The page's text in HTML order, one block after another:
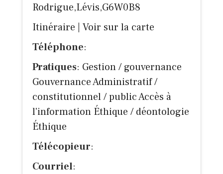
Rodrigue,Lévis,G6W0B8
Itinéraire
Voir sur la carte
Téléphone:
Pratiques: Gestion / gouvernance
Gouvernance Administratif /
constitutionnel / public Accès à
l'information Éthique / déontologie
Éthique
Télécopieur:
Courriel: